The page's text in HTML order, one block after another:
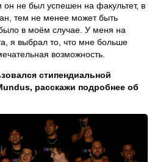
он не был успешен на факультет, в
тем не менее может быть
в моём случае. У меня на
я выбрал то, что мне больше
возможность.
стипендиальной
расскажи подробнее об